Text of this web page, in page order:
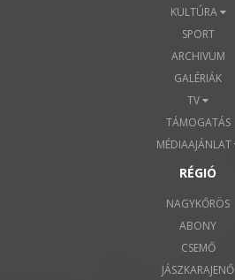
KULTÚRA
SPORT
ARCHIVUM
GALÉRIÁK
TV
TÁMOGATÁS
MÉDIAAJÁNLAT
RÉGIÓ
NAGYKŐRÖS
ABONY
CSEMŐ
JÁSZKARAJENŐ